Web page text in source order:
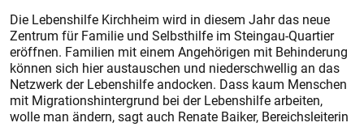
Die Lebenshilfe Kirchheim wird in diesem Jahr das neue
Zentrum für Familie und Selbsthilfe im Steingau-Quartier
eröffnen. Familien mit einem Angehörigen mit Behinderung
können sich hier austauschen und niederschwellig an das
Netzwerk der Lebenshilfe andocken. Dass kaum Menschen
mit Migrationshintergrund bei der Lebenshilfe arbeiten,
wolle man ändern, sagt auch Renate Baiker, Bereichsleiterin